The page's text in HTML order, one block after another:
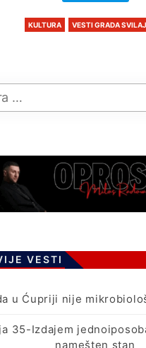
KULTURA VESTI GRADA
VESTI
u Ćupriji nije
35-Izdajem
namešten stan